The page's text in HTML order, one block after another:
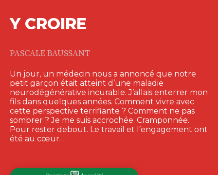
Y CROIRE
PASCALE BAUSSANT
Un jour, un médecin nous a annoncé que notre
petit garçon était atteint d’une maladie
neurodégénérative incurable. J’allais enterrer mon
fils dans quelques années. Comment vivre avec
cette perspective terrifiante ? Comment ne pas
sombrer ? Je me suis accrochée. Cramponnée.
Pour rester debout. Le travail et l’engagement ont
été au cœur…